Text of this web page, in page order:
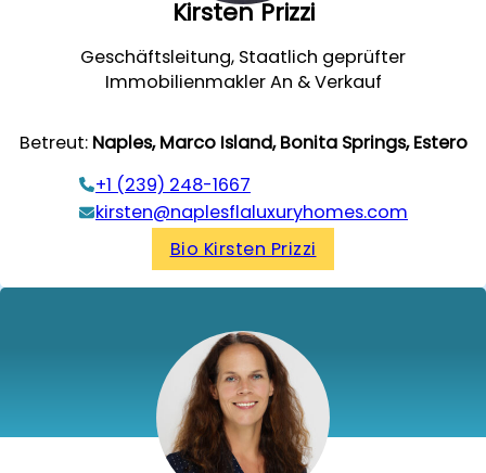
Kirsten Prizzi
Geschäftsleitung, Staatlich geprüfter
Immobilienmakler An & Verkauf
Betreut: Naples, Marco Island, Bonita Springs, Estero
‭+1 (239) 248-1667‬
kirsten@naplesflaluxuryhomes.com
Bio Kirsten Prizzi